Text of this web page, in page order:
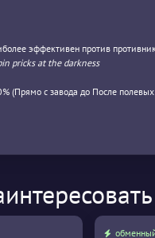
эффективен против
pricks at the darkness
(Прямо с завода до После